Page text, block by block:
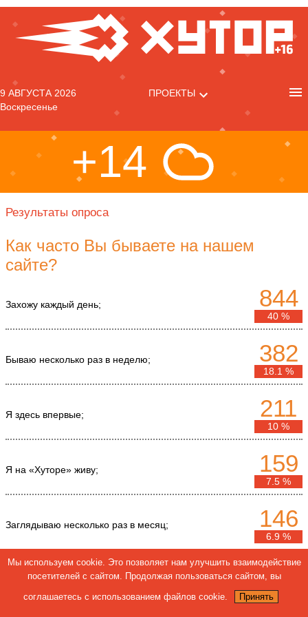
9 АВГУСТА 2026
Воскресенье
ПРОЕКТЫ
+14
Результаты опроса
Как часто Вы бываете на нашем
сайте?
Захожу каждый день; 844
40 %
Бываю несколько раз в неделю; 382
18.1 %
Я здесь впервые; 211
10 %
Я на «Хуторе» живу; 159
7.5 %
Заглядываю несколько раз в месяц; 146
6.9 %
Захожу очень редко; 127
6 %
Мы используем cookie. Это позволяет нам улучшить взаимодействие
посетителей с сайтом. Продолжая пользоваться сайтом, вы
соглашаетесь с использованием файлов cookie.
Принять